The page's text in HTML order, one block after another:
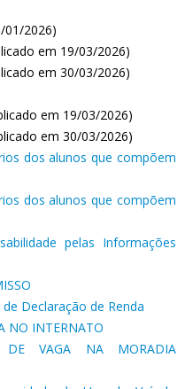
01/2026)
em 19/03/2026)
em 30/03/2026)
em 19/03/2026)
em 30/03/2026)
dos alunos que compõem
dos alunos que compõem
pelas Informações
Declaração de Renda
NO INTERNATO
VAGA NA MORADIA